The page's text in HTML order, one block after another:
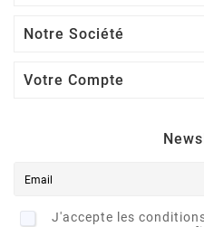
Notre Société
Votre Compte
J'accepte les